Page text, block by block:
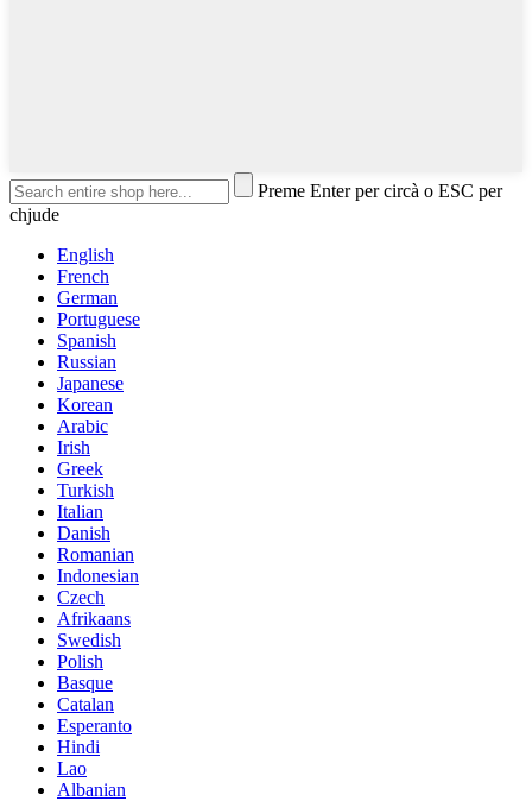
Preme Enter per circà o ESC per
chjude
English
French
German
Portuguese
Spanish
Russian
Japanese
Korean
Arabic
Irish
Greek
Turkish
Italian
Danish
Romanian
Indonesian
Czech
Afrikaans
Swedish
Polish
Basque
Catalan
Esperanto
Hindi
Lao
Albanian